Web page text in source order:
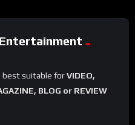
best suitable forVIDEO,
BLOG or REVIEW